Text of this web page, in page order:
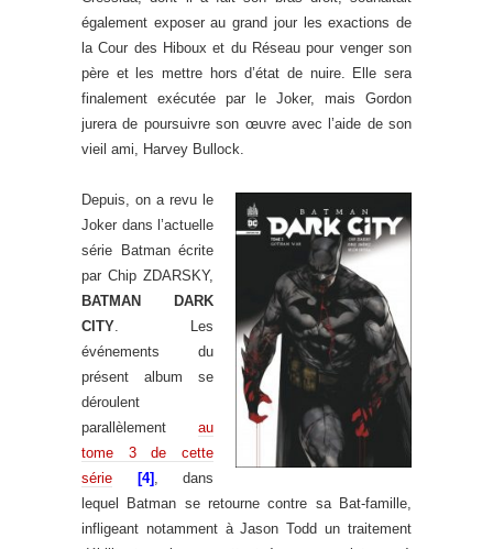
également exposer au grand jour les exactions de
la Cour des Hiboux et du Réseau pour venger son
père et les mettre hors d’état de nuire. Elle sera
finalement exécutée par le Joker, mais Gordon
jurera de poursuivre son œuvre avec l’aide de son
vieil ami, Harvey Bullock.
Depuis, on a revu le
Joker dans l’actuelle
série Batman écrite
par Chip ZDARSKY,
BATMAN DARK
CITY. Les
événements du
présent album se
déroulent
parallèlement au
tome 3 de cette
série
[4] , dans
lequel Batman se retourne contre sa Bat-famille,
infligeant notamment à Jason Todd un traitement